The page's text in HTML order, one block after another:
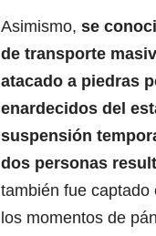
Asimismo, se
de transporte
atacado a piedras
enardecidos del
suspensión
dos personas
también fue captado
los momentos de